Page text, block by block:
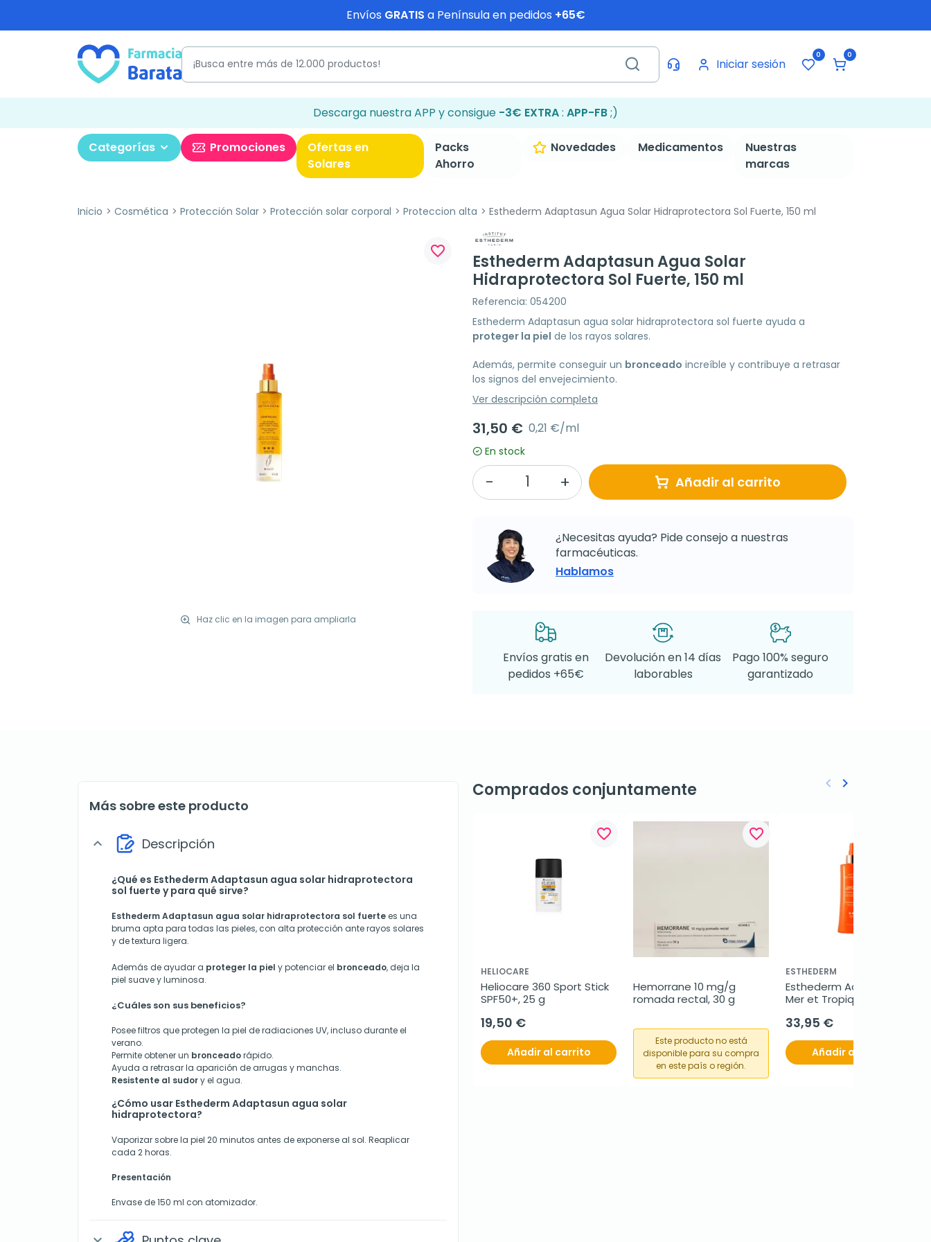
Envíos GRATIS a Península en pedidos +65€
Iniciar sesión
0 0
Descarga nuestra APP y consigue -3€ EXTRA: APP-FB;)
Categorías Promociones
Ofertas en
Solares
Packs
Ahorro
Novedades Medicamentos
Nuestras
marcas
Inicio Cosmética Protección Solar Protección solar corporal Proteccion alta Esthederm Adaptasun Agua Solar Hidraprotectora Sol Fuerte, 150 ml
Haz clic en la imagen para ampliarla
favorite_border
Esthederm Adaptasun Agua Solar
Hidraprotectora Sol Fuerte, 150 ml
Referencia: 054200
Esthederm Adaptasun agua solar hidraprotectora sol fuerte ayuda a
proteger la piel de los rayos solares.
Además, permite conseguir un bronceado increíble y contribuye a retrasar
los signos del envejecimiento.
Ver descripción completa
31,50 € 0,21 €/ml
En stock
Añadir al carrito
¿Necesitas ayuda? Pide consejo a nuestras
farmacéuticas.
Hablamos
Envíos gratis en
pedidos +65€
Devolución en 14 días
laborables
Pago 100% seguro
garantizado
Más sobre este producto
expand_more Descripción
¿Qué es Esthederm Adaptasun agua solar hidraprotectora
sol fuerte y para qué sirve?
Esthederm Adaptasun agua solar hidraprotectora sol fuertees una
bruma apta para todas las pieles, con alta protección ante rayos solares
y de textura ligera.
Además de ayudar a proteger la piel y potenciar el bronceado, deja la
piel suave y luminosa.
¿Cuáles son sus beneficios?
Posee filtros que protegen la piel de radiaciones UV, incluso durante el
verano.
Permite obtener un bronceadorápido.
Ayuda a retrasar la aparición de arrugas y manchas.
Resistente al sudory el agua.
¿Cómo usar Esthederm Adaptasun agua solar
hidraprotectora?
Vaporizar sobre la piel 20 minutos antes de exponerse al sol. Reaplicar
cada 2 horas.
Presentación
Envase de 150 ml con atomizador.
Comprados conjuntamente
favorite_border
HELIOCARE
Heliocare 360 Sport Stick
SPF50+, 25 g
19,50 €
Añadir al carrito
favorite_border
Hemorrane 10 mg/g
romada rectal, 30 g
Este producto no está
disponible para su compra
en este país o región.
ESTHEDERM
Esthederm Adaptasun
Mer et TropiquesLeche
33,95 €
Añadir al carrito
Anterior
keyboard_arrow_left Siguiente
keyboard_arrow_right